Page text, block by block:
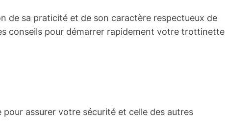
de sa praticité et de son caractère respectueux de
conseils pour démarrer rapidement votre trottinette
assurer votre sécurité et celle des autres